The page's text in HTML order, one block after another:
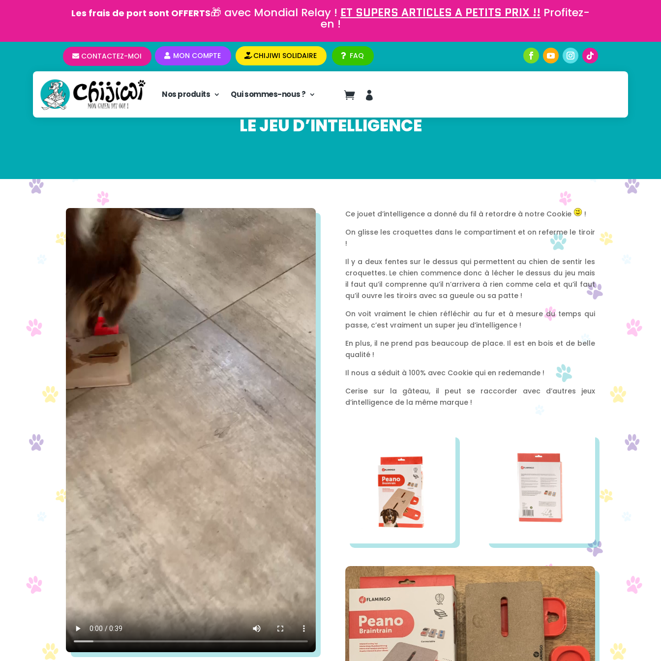
Les frais de port sont OFFERTS🎁 avec Mondial Relay ! ET SUPERS ARTICLES A PETITS PRIX !! Profitez-
en !
CONTACTEZ-MOI MON COMPTE CHIJIWI SOLIDAIRE FAQ
Nos produits Qui sommes-nous ?  
LE JEU D’INTELLIGENCE
Ce jouet d’intelligence a donné du fil à retordre à notre Cookie
!
On glisse les croquettes dans le compartiment et on referme le tiroir
!
Il y a deux fentes sur le dessus qui permettent au chien de sentir les
croquettes. Le chien commence donc à lécher le dessus du jeu mais
il faut qu’il comprenne qu’il n’arrivera à rien comme cela et qu’il faut
qu’il ouvre les tiroirs avec sa gueule ou sa patte !
On voit vraiment le chien réfléchir au fur et à mesure du temps qui
passe, c’est vraiment un super jeu d’intelligence !
En plus, il ne prend pas beaucoup de place. Il est en bois et de belle
qualité !
Il nous a séduit à 100% avec Cookie qui en redemande !
Cerise sur la gâteau, il peut se raccorder avec d’autres jeux
d’intelligence de la même marque !